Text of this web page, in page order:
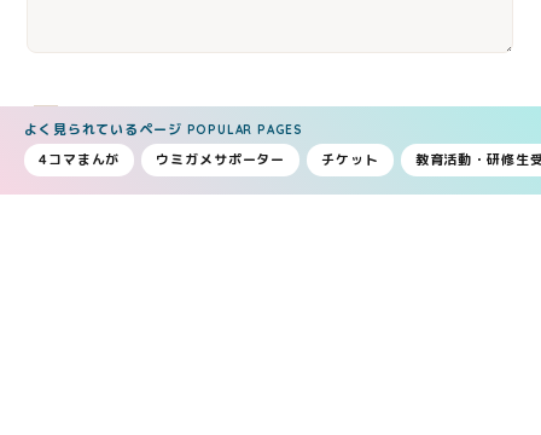
よく見られているページ POPULAR PAGES
4コマまんが ウミガメサポーター チケット 教育活動・研修生
個人情報保護方針 にご同意の上、送信してくださ
い。